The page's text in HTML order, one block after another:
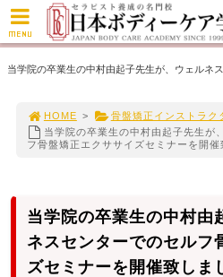
当学院の卒業生の中村由起子先生が、ウェルネ
HOME > 骨盤矯正インストラク
当学院の卒業生の中村由起子先生が
フ骨盤矯正エクササイズセミナーを開催
当学院の卒業生の中村由
ネスセンターでのセルフ
ズセミナーを開催致しま
MENU